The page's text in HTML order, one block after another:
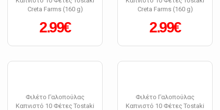
Creta Farms (160 g)
2.99€
Creta Farms (160 g)
2.99€
Φιλέτο Γαλοπούλας
Καπνιστό 10 Φέτες Tostaki
Φιλέτο Γαλοπούλας
Καπνιστό 10 Φέτες Tostaki